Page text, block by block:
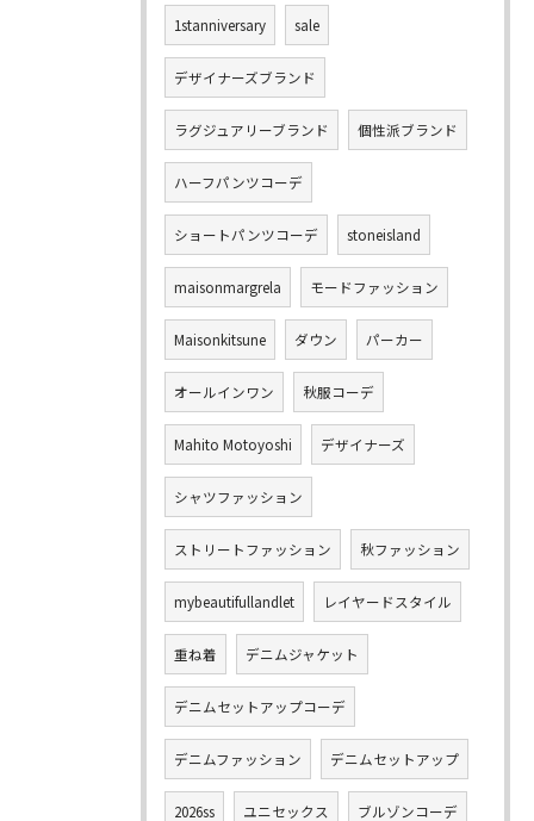
1stanniversary sale
デザイナーズブランド
ラグジュアリーブランド 個性派ブランド
ハーフパンツコーデ
ショートパンツコーデ stoneisland
maisonmargrela モードファッション
Maisonkitsune ダウン パーカー
オールインワン 秋服コーデ
Mahito Motoyoshi デザイナーズ
シャツファッション
ストリートファッション 秋ファッション
mybeautifullandlet レイヤードスタイル
重ね着 デニムジャケット
デニムセットアップコーデ
デニムファッション デニムセットアップ
2026ss ユニセックス ブルゾンコーデ